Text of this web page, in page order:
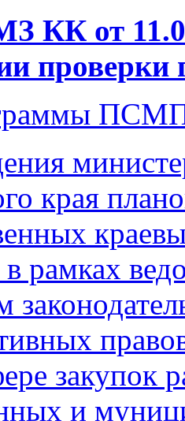
КК от
проверки
края
рамках
закупок
и